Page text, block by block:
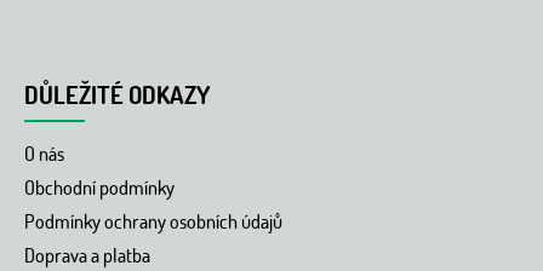
DŮLEŽITÉ ODKAZY
O nás
Obchodní podmínky
Podmínky ochrany osobních údajů
Doprava a platba